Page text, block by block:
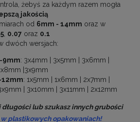
żebyś za każdym razem mogła
jakością
od 6mm - 14mm oraz w
, 0.07 oraz 0.1
dwóch wersjach:
9mm: 3x4mm | 3x5mm | 3x6mm |
|3x9mm
12mm: 1x5mm | 1x6mm | 2x7mm |
| 3x10mm | 3x11mm | 2x12mm
lub szukasz innych grubości
plastikowych opakowaniach!